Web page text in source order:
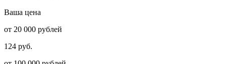
Ваша цена
от 20 000 рублей
124 руб.